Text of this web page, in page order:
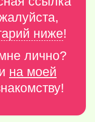
ниже!
лично?
на моей